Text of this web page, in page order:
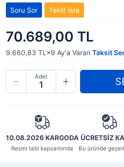
Soru Sor
Teklif İste
70.689,00 TL
9.660,83 TL×9 Ay'a Varan Taksit
Adet
10.08.2026 KARGODA
Resmi tatil kapsamında
ÜCRETSİZ
Bu üründe